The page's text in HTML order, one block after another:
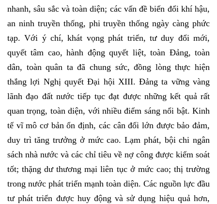
nhanh, sâu sắc và toàn diện; các vấn đề biến đổi khí hậu,
an ninh truyền thống, phi truyền thống ngày càng phức
tạp. Với ý chí, khát vọng phát triển, tư duy đổi mới,
quyết tâm cao, hành động quyết liệt, toàn Đảng, toàn
dân, toàn quân ta đã chung sức, đồng lòng thực hiện
thắng lợi Nghị quyết Đại hội XIII. Đảng ta vững vàng
lãnh đạo đất nước tiếp tục đạt được những kết quả rất
quan trọng, toàn diện, với nhiều điểm sáng nổi bật. Kinh
tế vĩ mô cơ bản ổn định, các cân đối lớn được bảo đảm,
duy trì tăng trưởng ở mức cao. Lạm phát, bội chi ngân
sách nhà nước và các chỉ tiêu về nợ công được kiểm soát
tốt; thặng dư thương mại liên tục ở mức cao; thị trường
trong nước phát triển mạnh toàn diện. Các nguồn lực đầu
tư phát triển được huy động và sử dụng hiệu quả hơn,